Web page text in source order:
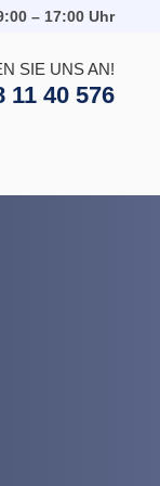
– 17:00 Uhr
SIE UNS AN!
11 40 576